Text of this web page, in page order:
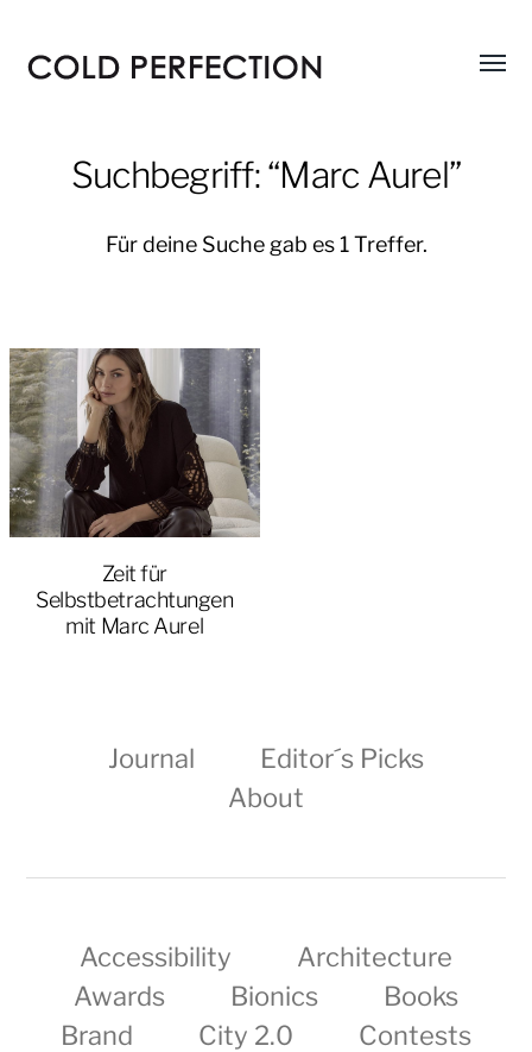
Menü
Suchbegriff: “Marc Aurel”
Für deine Suche gab es 1 Treffer.
Zeit für
Selbstbetrachtungen
mit Marc Aurel
Journal
Editor´s Picks
About
Accessibility
Architecture
Awards
Bionics
Books
Brand
City 2.0
Contests